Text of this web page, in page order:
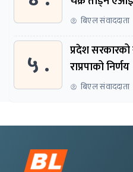
बिएल संवाददाता
५ .
प्रदेश
राप्रपाको निर्णय
बिएल संवाददाता